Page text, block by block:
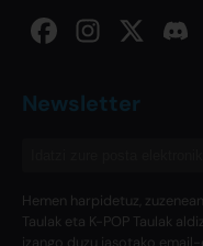
Newsletter
Hemen harpidetuz,
Taulak eta K-POP Taulak
izango duzu jasotako